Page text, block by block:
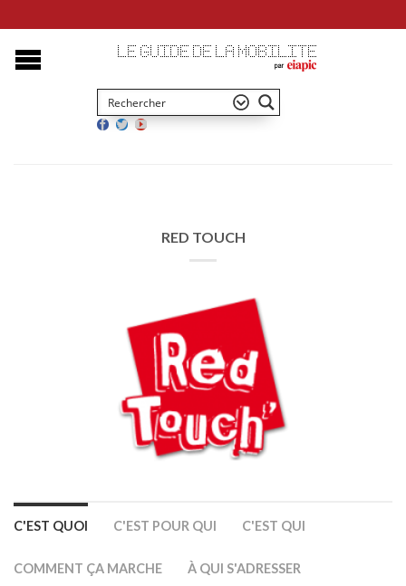
RED TOUCH
C'EST QUOI C'EST POUR QUI C'EST QUI
COMMENT ÇA MARCHE À QUI S'ADRESSER